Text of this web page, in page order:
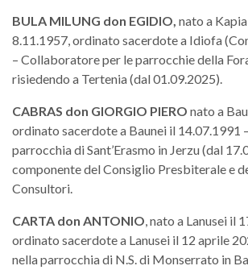
BULA MILUNG don EGIDIO, nato a
8.11.1957, ordinato sacerdote a Idiofa
– Collaboratore per le parrocchie della
risiedendo a Tertenia (dal 01.09.2025).
CABRAS don GIORGIO PIERO nato a
ordinato sacerdote a Baunei il 14.07.1991
parrocchia di Sant’Erasmo in Jerzu (dal
componente del Consiglio Presbiterale e
Consultori.
CARTA don ANTONIO, nato a Lanusei il
ordinato sacerdote a Lanusei il 12 aprile
nella parrocchia di N.S. di Monserrato in